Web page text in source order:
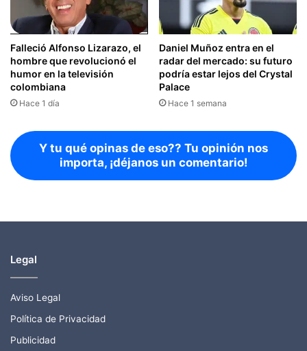
Falleció Alfonso Lizarazo, el
hombre que revolucionó el
humor en la televisión
colombiana
Hace 1 día
Daniel Muñoz entra en el
radar del mercado: su futuro
podría estar lejos del Crystal
Palace
Hace 1 semana
Y tu qué opinas de eso?? Tu opinión nos
importa, ¡déjanos un comentario!
Legal
Aviso Legal
Política de Privacidad
Publicidad